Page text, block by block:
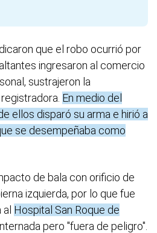
que el robo ocurrió por
ingresaron al comercio
sustrajeron la
En medio del
ellos disparó su arma e hirió a
se desempeñaba como
de bala con orificio de
izquierda, por lo que fue
Hospital San Roque de
pero "fuera de peligro".